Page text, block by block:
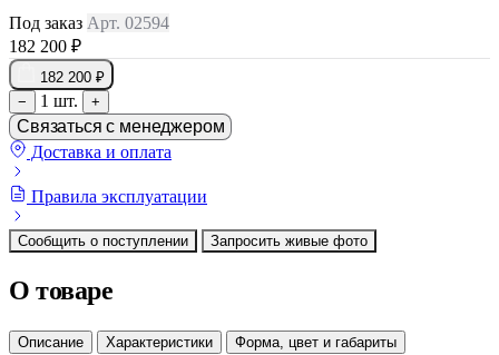
Под заказ Арт. 02594
182 200 ₽
182 200 ₽
−
1 шт. +
Связаться с менеджером
Доставка и оплата
Правила эксплуатации
Сообщить о поступлении Запросить живые фото
О товаре
Описание Характеристики Форма, цвет и габариты